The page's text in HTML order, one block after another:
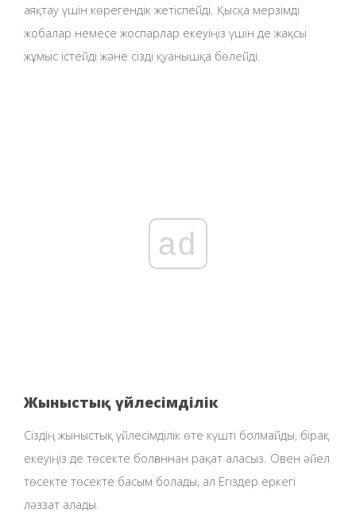
аяқтау үшін көрегендік жетіспейді. Қысқа мерзімді
жобалар немесе жоспарлар екеуіңіз үшін де жақсы
жұмыс істейді және сізді қуанышқа бөлейді.
ad
Жыныстық үйлесімділік
Сіздің жыныстық үйлесімділік өте күшті болмайды, бірақ
екеуіңіз де төсекте болғаннан рақат аласыз. Овен әйел
төсекте төсекте басым болады, ал Егіздер еркегі
ләззат алады.